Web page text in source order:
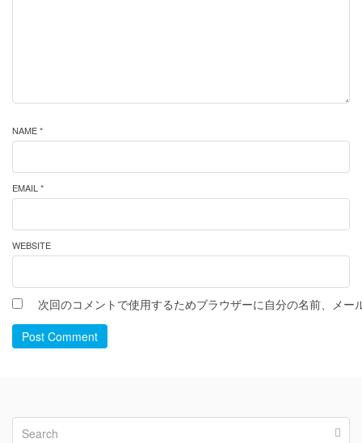
NAME *
EMAIL *
WEBSITE
次回のコメントで使用するためブラウザーに自分の名前、メー
Post Comment